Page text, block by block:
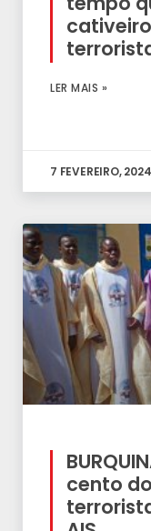
LER MAIS »
7 FEVEREIRO, 2024
cento